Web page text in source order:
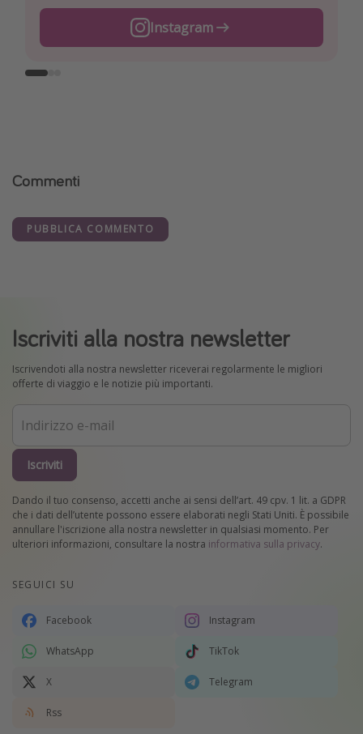
Instagram
Facebook
TikTok
Commenti
PUBBLICA COMMENTO
Iscriviti alla nostra newsletter
Iscrivendoti alla nostra newsletter riceverai regolarmente le migliori
offerte di viaggio e le notizie più importanti.
Iscriviti
Dando il tuo consenso, accetti anche ai sensi dell’art. 49 cpv. 1 lit. a GDPR
che i dati dell’utente possono essere elaborati negli Stati Uniti. È possibile
annullare l'iscrizione alla nostra newsletter in qualsiasi momento. Per
ulteriori informazioni, consultare la nostra informativa sulla privacy.
SEGUICI SU
Facebook Instagram
WhatsApp TikTok
X Telegram
Rss